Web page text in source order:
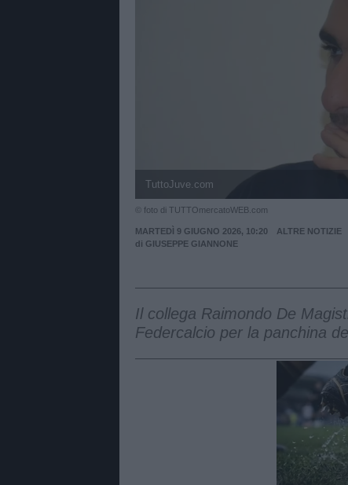
TuttoJuve.com
© foto di TUTTOmercatoWEB.com
MARTEDÌ 9 GIUGNO 2026, 10:20
ALTRE NOTIZIE
di GIUSEPPE GIANNONE
Il collega Raimondo De
Federcalcio per la panchina